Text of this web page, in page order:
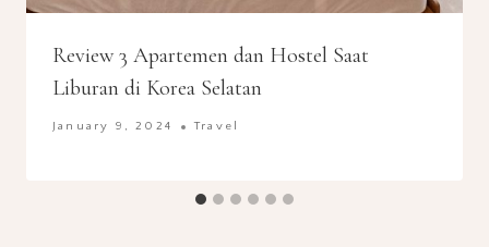
Review 3 Apartemen dan Hostel Saat
Liburan di Korea Selatan
January 9, 2024 Travel